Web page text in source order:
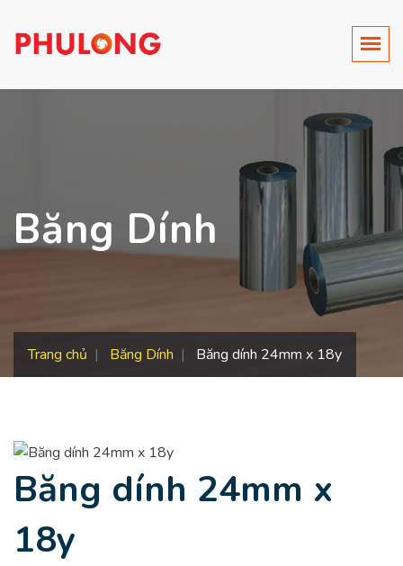
Băng Dính
Trang chủ Băng Dính Băng dính 24mm x 18y
Băng dính 24mm x
18y